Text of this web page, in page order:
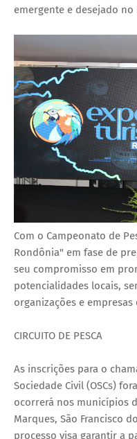
emergente e desejado no
Com o Campeonato de
Rondônia" em fase de
seu compromisso em
potencialidades locais,
organizações e empresas
CIRCUITO DE PESCA
As inscrições para o
Sociedade Civil (OSCs)
ocorrerá nos municípios
Marques, São Francisco
processo visa garantir a